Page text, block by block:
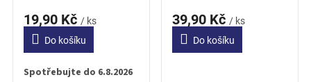
19,90 Kč / ks
Do košíku
Spotřebujte do 6.8.2026
39,90 Kč / ks
Do košíku